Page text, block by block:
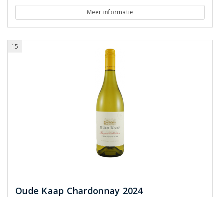
Meer informatie
15
Oude Kaap Chardonnay 2024